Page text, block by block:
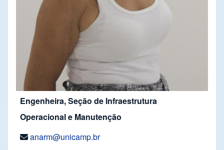
Engenheira, Seção de Infraestrutura
Operacional e Manutenção
anarm@unicamp.br